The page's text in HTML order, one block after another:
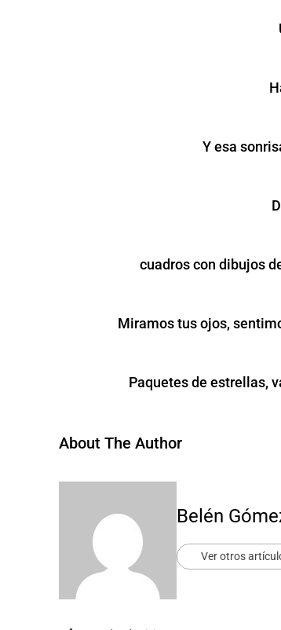
Y esa
cuadros con dibujos
Miramos tus ojos,
Paquetes de estrellas,
About The Author
Belén
Ver otros